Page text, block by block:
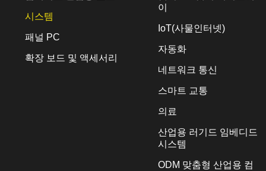
시스템
패널 PC
확장 보드 및 액세서리
이
IoT(사물인터넷)
자동화
네트워크 통신
스마트 교통
의료
산업용 러기드 임베디드
시스템
ODM 맞춤형 산업용 컴